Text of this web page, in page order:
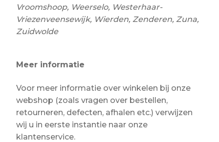
Vroomshoop, Weerselo, Westerhaar-
Vriezenveensewijk, Wierden, Zenderen, Zuna,
Zuidwolde
Meer informatie
Voor meer informatie over winkelen bij onze
webshop (zoals vragen over bestellen,
retourneren, defecten, afhalen etc.) verwijzen
wij u in eerste instantie naar onze
klantenservice.